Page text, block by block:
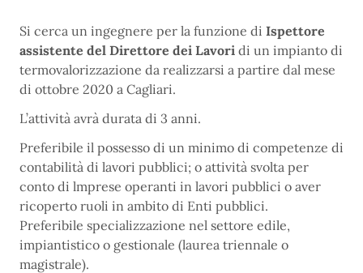
Si cerca un ingegnere per la funzione di Ispettore
assistente del Direttore dei Lavori di un impianto di
termovalorizzazione da realizzarsi a partire dal mese
di ottobre 2020 a Cagliari.
L’attività avrà durata di 3 anni.
Preferibile il possesso di un minimo di competenze di
contabilità di lavori pubblici; o attività svolta per
conto di lmprese operanti in lavori pubblici o aver
ricoperto ruoli in ambito di Enti pubblici.
Preferibile specializzazione nel settore edile,
impiantistico o gestionale (laurea triennale o
magistrale).